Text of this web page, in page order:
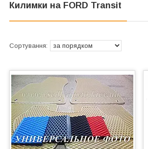
Килимки на FORD Transit